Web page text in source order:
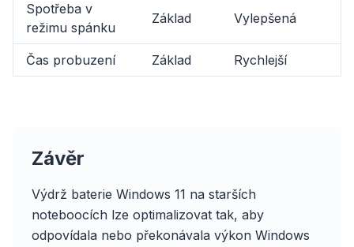
Spotřeba v
režimu spánku
Základ Vylepšená
Čas probuzení Základ Rychlejší
Závěr
Výdrž baterie Windows 11 na starších
noteboocích lze optimalizovat tak, aby
odpovídala nebo překonávala výkon Windows
Browser Optimizer